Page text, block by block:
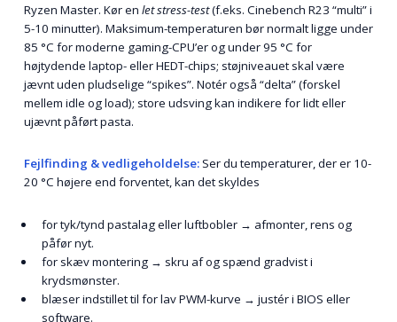
Ryzen Master. Kør en let stress-test(f.eks. Cinebench R23 “multi” i
5-10 minutter). Maksimum-temperaturen bør normalt ligge under
85 °C for moderne gaming-CPU’er og under 95 °C for
højtydende laptop- eller HEDT-chips; støjniveauet skal være
jævnt uden pludselige “spikes”. Notér også “delta” (forskel
mellem idle og load); store udsving kan indikere for lidt eller
ujævnt påført pasta.
Fejlfinding & vedligeholdelse:Ser du temperaturer, der er 10-
20 °C højere end forventet, kan det skyldes
for tyk/tynd pastalag eller luftbobler → afmonter, rens og
påfør nyt.
for skæv montering → skru af og spænd gradvist i
krydsmønster.
blæser indstillet til for lav PWM-kurve → justér i BIOS eller
software.